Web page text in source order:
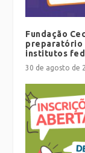
Fundação
preparatório
institutos
30 de agosto de